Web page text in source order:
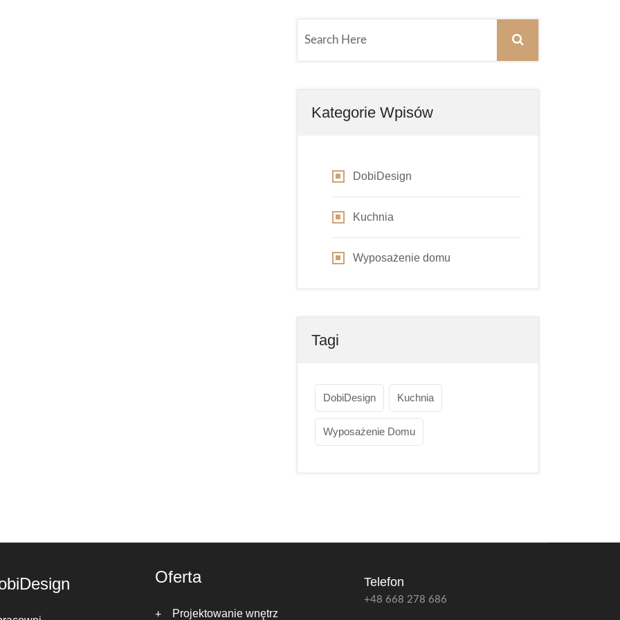
Kategorie Wpisów
DobiDesign
Kuchnia
Wyposażenie domu
Tagi
DobiDesign Kuchnia
Wyposażenie Domu
Oferta
Projektowanie wnętrz
Telefon
+48 668 278 686